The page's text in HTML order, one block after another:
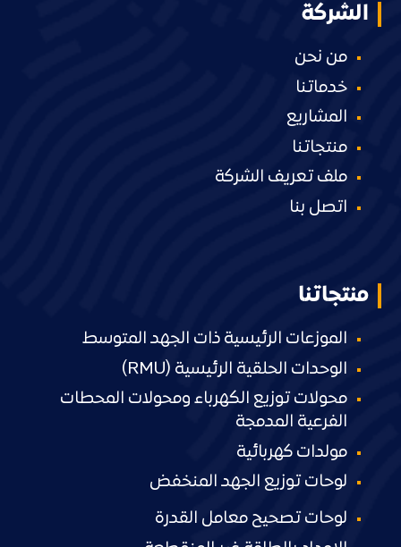
الشركة
من نحن
خدماتنا
المشاريع
منتجاتنا
ملف تعريف الشركة
اتصل بنا
منتجاتنا
الموزعات الرئيسية ذات الجهد المتوسط
الوحدات الحلقية الرئيسية (RMU)
محولات توزيع الكهرباء ومحولات المحطات
الفرعية المدمجة
مولدات كهربائية
لوحات توزيع الجهد المنخفض
لوحات تصحيح معامل القدرة